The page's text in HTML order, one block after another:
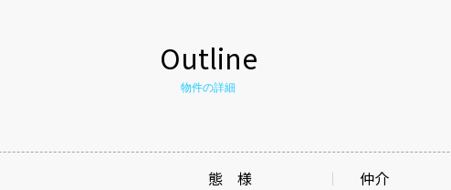
Outline
物件の詳細
態 様 仲介